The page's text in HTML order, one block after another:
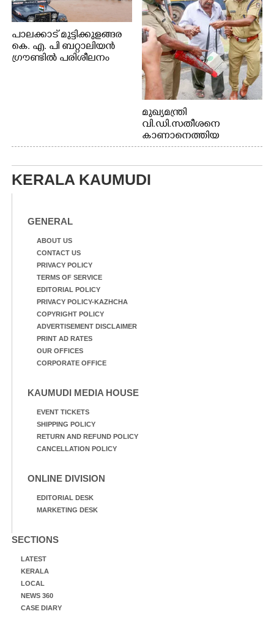
പാലക്കാട് മുട്ടിക്കുളങ്ങര
കെ. എ. പി ബറ്റാലിയൻ
ഗ്രൗണ്ടിൽ പരിശീലനം
മുഖ്യമന്ത്രി
വി.ഡി.സതീശനെ
കാണാനെത്തിയ
മോഹനൻ നായർ
KERALA KAUMUDI
GENERAL
ABOUT US
CONTACT US
PRIVACY POLICY
TERMS OF SERVICE
EDITORIAL POLICY
PRIVACY POLICY-KAZHCHA
COPYRIGHT POLICY
ADVERTISEMENT DISCLAIMER
PRINT AD RATES
OUR OFFICES
CORPORATE OFFICE
KAUMUDI MEDIA HOUSE
EVENT TICKETS
SHIPPING POLICY
RETURN AND REFUND POLICY
CANCELLATION POLICY
ONLINE DIVISION
EDITORIAL DESK
MARKETING DESK
SECTIONS
LATEST
KERALA
LOCAL
NEWS 360
CASE DIARY